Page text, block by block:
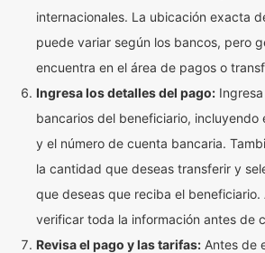
internacionales. La ubicación exacta
puede variar según los bancos, pero
encuentra en el área de pagos o
Ingresa los detalles del pago:
bancarios del beneficiario, incluyendo
y el número de cuenta bancaria.
la cantidad que deseas transferir y
que deseas que reciba el beneficiario.
verificar toda la información antes de
Revisa el pago y las tarifas: Antes de